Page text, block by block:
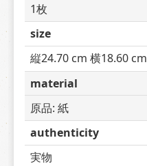
1枚
size
縦24.70 cm 横18.60 cm
material
原品: 紙
authenticity
実物